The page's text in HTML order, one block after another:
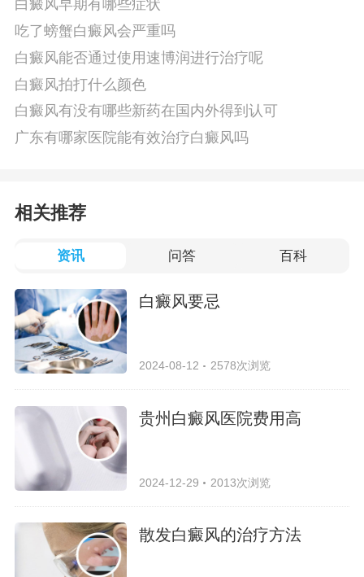
白癜风早期有哪些症状
吃了螃蟹白癜风会严重吗
白癜风能否通过使用速博润进行治疗呢
白癜风拍打什么颜色
白癜风有没有哪些新药在国内外得到认可
广东有哪家医院能有效治疗白癜风吗
相关推荐
资讯 问答 百科
白癜风要忌
2024-08-12 2578次浏览
贵州白癜风医院费用高
2024-12-29 2013次浏览
散发白癜风的治疗方法